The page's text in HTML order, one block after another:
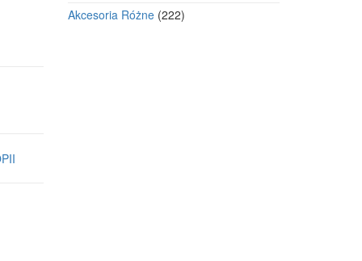
Akcesoria Różne 222222